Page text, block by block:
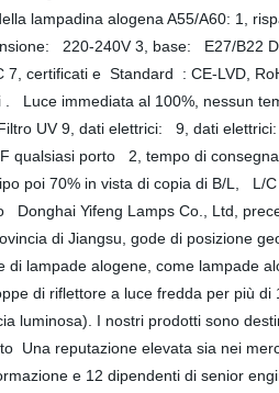
lampadina alogena A55/A60: 1,
220-240V 3, base: E27/B22
7, certificati e Standard : CE-LVD,
. Luce immediata al 100%,
UV 9, dati elettrici: 9, dati
qualsiasi porto 2, tempo di
poi 70% in vista di copia di B/
Donghai Yifeng Lamps Co., Ltd,
di Jiangsu, gode di posizione
di lampade alogene, come lampade
di riflettore a luce fredda per più
luminosa). I nostri prodotti sono
Una reputazione elevata sia nei
e 12 dipendenti di senior